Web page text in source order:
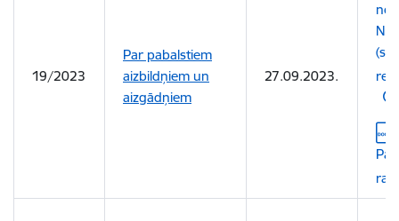
19/2023
Par pabalstiem
aizbildņiem un
aizgādņiem
27.09.2023.